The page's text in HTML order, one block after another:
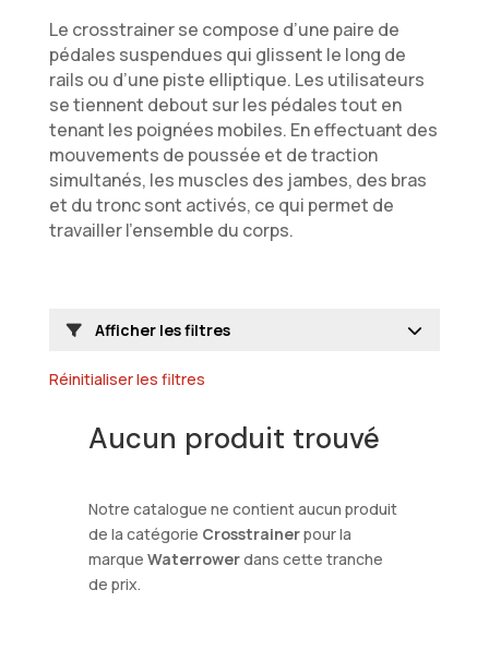
Le crosstrainer se compose d’une paire de
pédales suspendues qui glissent le long de
rails ou d’une piste elliptique. Les utilisateurs
se tiennent debout sur les pédales tout en
tenant les poignées mobiles. En effectuant des
mouvements de poussée et de traction
simultanés, les muscles des jambes, des bras
et du tronc sont activés, ce qui permet de
travailler l’ensemble du corps.
Afficher les filtres
Réinitialiser les filtres
Aucun produit trouvé
Notre catalogue ne contient aucun produit
de la catégorie Crosstrainerpour la
marque Waterrowerdans cette tranche
de prix.